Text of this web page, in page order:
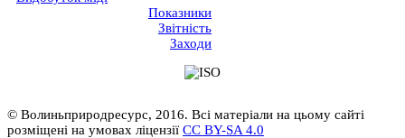
Показники
Звітність
Заходи
© Волиньприродресурс, 2016. Всі матеріали на цьому сайті
розміщені на умовах ліцензії CC BY-SA 4.0